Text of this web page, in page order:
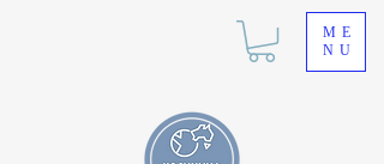
ME
NU